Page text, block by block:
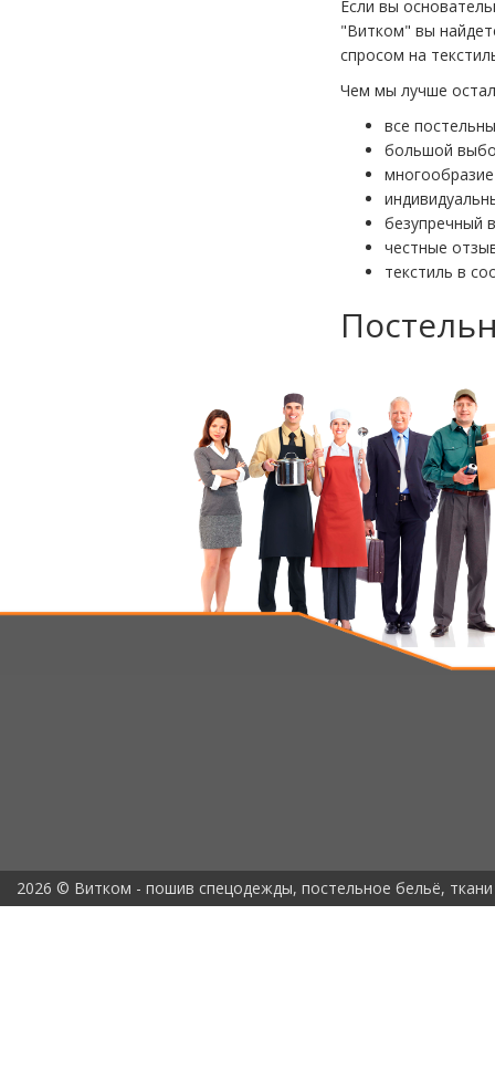
Если вы
"Витком" вы
спросом на
Чем мы лучше
все
большой
безупречный
честные
текстиль в
2026 © Витком - пошив спецодежды, постельное бельё, ткани